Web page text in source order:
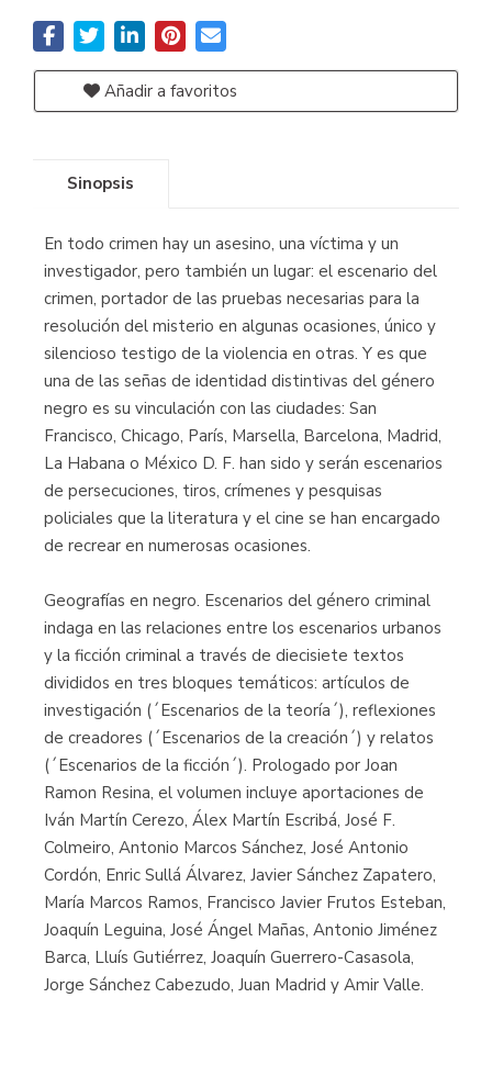
Añadir a favoritos
Sinopsis
En todo crimen hay un asesino, una víctima y un
investigador, pero también un lugar: el escenario del
crimen, portador de las pruebas necesarias para la
resolución del misterio en algunas ocasiones, único y
silencioso testigo de la violencia en otras. Y es que
una de las señas de identidad distintivas del género
negro es su vinculación con las ciudades: San
Francisco, Chicago, París, Marsella, Barcelona, Madrid,
La Habana o México D. F. han sido y serán escenarios
de persecuciones, tiros, crímenes y pesquisas
policiales que la literatura y el cine se han encargado
de recrear en numerosas ocasiones.
Geografías en negro. Escenarios del género criminal
indaga en las relaciones entre los escenarios urbanos
y la ficción criminal a través de diecisiete textos
divididos en tres bloques temáticos: artículos de
investigación (´Escenarios de la teoría´), reflexiones
de creadores (´Escenarios de la creación´) y relatos
(´Escenarios de la ficción´). Prologado por Joan
Ramon Resina, el volumen incluye aportaciones de
Iván Martín Cerezo, Álex Martín Escribá, José F.
Colmeiro, Antonio Marcos Sánchez, José Antonio
Cordón, Enric Sullá Álvarez, Javier Sánchez Zapatero,
María Marcos Ramos, Francisco Javier Frutos Esteban,
Joaquín Leguina, José Ángel Mañas, Antonio Jiménez
Barca, Lluís Gutiérrez, Joaquín Guerrero-Casasola,
Jorge Sánchez Cabezudo, Juan Madrid y Amir Valle.